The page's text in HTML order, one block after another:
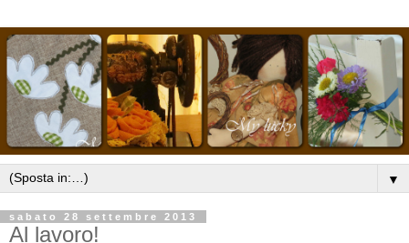
▼
sabato 28 settembre 2013
Al lavoro!